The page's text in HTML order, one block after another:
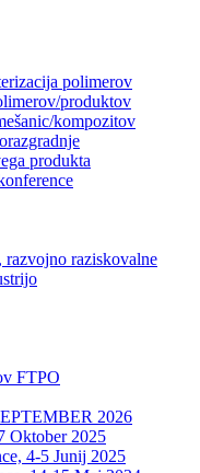
polimerov
produktov
kompozitov
produkta
raziskovalne
FTPO
2026
Oktober 2025
4-5 Junij 2025